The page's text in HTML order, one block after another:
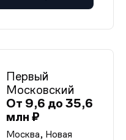
Первый
Московский
От 9,6 до 35,6
млн ₽
Москва, Новая